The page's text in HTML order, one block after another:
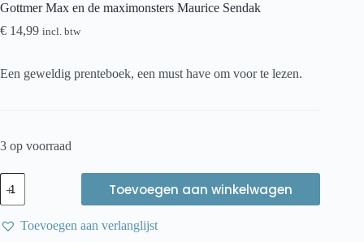
Gottmer Max en de maximonsters Maurice Sendak
€ 14,99 incl. btw
Een geweldig prenteboek, een must have om voor te lezen.
3 op voorraad
Gottmer
Max
en
de
maximonsters
Toevoegen aan winkelwagen
Toevoegen aan verlanglijst